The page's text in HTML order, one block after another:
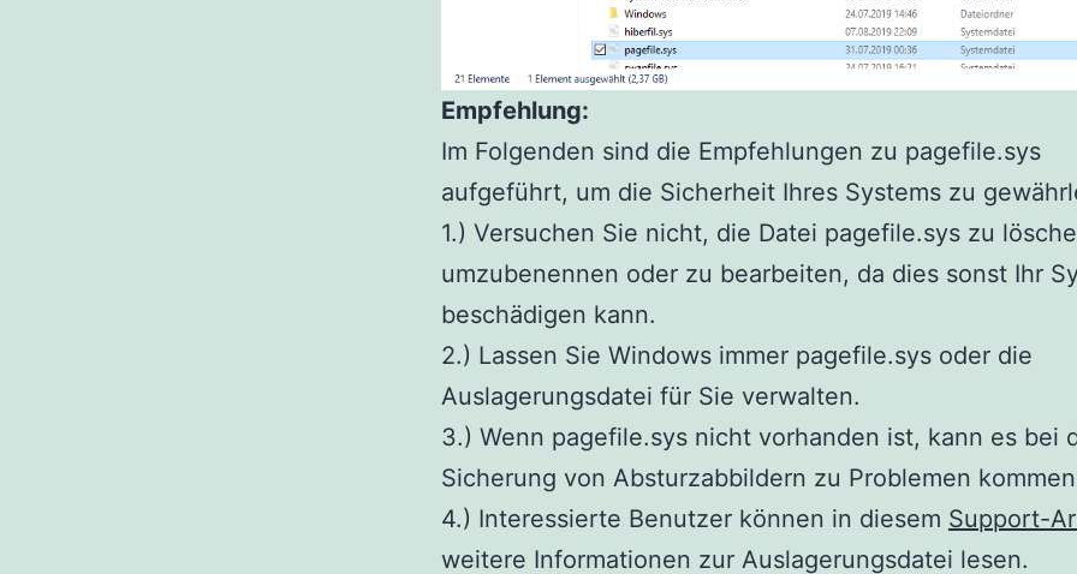
Empfehlung:
Im Folgenden sind die Empfehlungen zu pagefile.sys
aufgeführt, um die Sicherheit Ihres Systems zu
1.) Versuchen Sie nicht, die Datei pagefile.sys zu
umzubenennen oder zu bearbeiten, da dies sonst Ihr
beschädigen kann.
2.) Lassen Sie Windows immer pagefile.sys oder die
Auslagerungsdatei für Sie verwalten.
3.) Wenn pagefile.sys nicht vorhanden ist, kann es bei
Sicherung von Absturzabbildern zu Problemen
4.) Interessierte Benutzer können in diesem Support-
weitere Informationen zur Auslagerungsdatei lesen.